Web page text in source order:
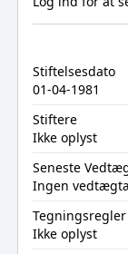
Stiftelsesdato
01-04-1981
Stiftere
Ikke oplyst
Seneste
Ingen
Tegningsregler
Ikke oplyst